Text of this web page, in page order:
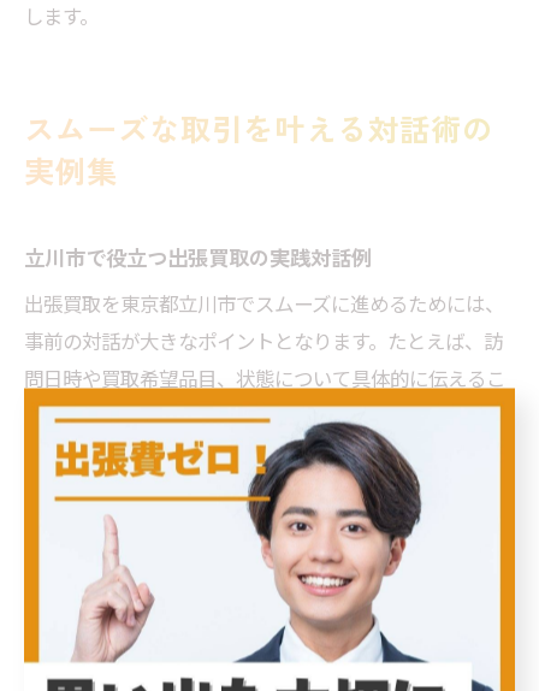
します。
スムーズな取引を叶える対話術の
実例集
立川市で役立つ出張買取の実践対話例
出張買取を東京都立川市でスムーズに進めるためには、
事前の対話が大きなポイントとなります。たとえば、訪
問日時や買取希望品目、状態について具体的に伝えるこ
とで、当日の流れが明確になり、無駄な時間を省くこと
ができます。現場では「この品はいつごろ購入されまし
たか？」や「動作確認は可能ですか？」など、スタッフ
と利用者間で具体的な質疑応答が行われるケースが一般
実際のやり取り例としては、「大型家具も買取可能です
か？」と事前に確認し、持ち運びの可否や追加料金の有